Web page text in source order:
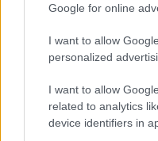
Google for online
I want to allow
personalized
I want to allow
related to analytics
device identifiers in